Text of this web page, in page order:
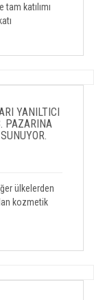
katılımı
YANILTICI
PAZARINA
ülkelerden
kozmetik